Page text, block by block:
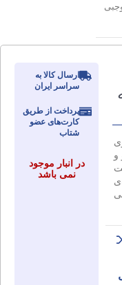
و
ارسال کالا به
سراسر ایران
پرداخت از طریق
کارت‌های عضو
شتاب
در انبار موجود
نمی باشد